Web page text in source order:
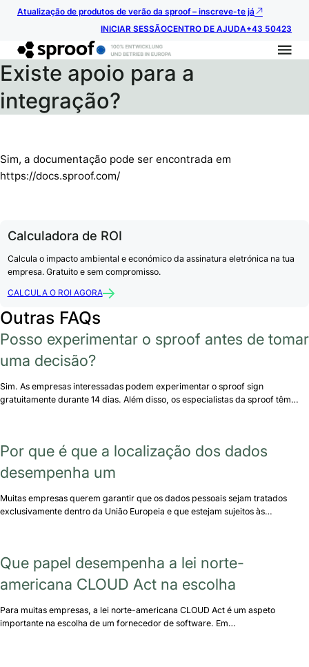
Atualização de produtos de verão da sproof – inscreve-te já
INICIAR SESSÃOCENTRO DE AJUDA+43 50423
Existe apoio para a
integração?
Sim, a documentação pode ser encontrada em
https://docs.sproof.com/
Calculadora de ROI
Calcula o impacto ambiental e económico da assinatura eletrónica na tua
empresa. Gratuito e sem compromisso.
CALCULA O ROI AGORA
Outras FAQs
Posso experimentar o sproof antes de tomar
uma decisão?
Sim. As empresas interessadas podem experimentar o sproof sign
gratuitamente durante 14 dias. Além disso, os especialistas da sproof têm…
Por que é que a localização dos dados
desempenha um
Muitas empresas querem garantir que os dados pessoais sejam tratados
exclusivamente dentro da União Europeia e que estejam sujeitos às…
Que papel desempenha a lei norte-
americana CLOUD Act na escolha
Para muitas empresas, a lei norte-americana CLOUD Act é um aspeto
importante na escolha de um fornecedor de software. Em…